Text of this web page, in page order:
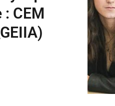
CEM